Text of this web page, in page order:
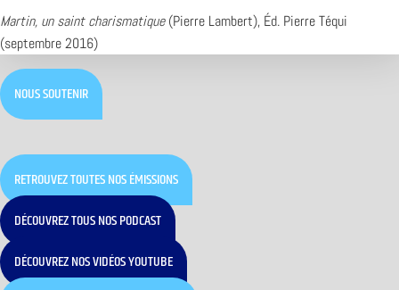
Martin, un saint charismatique(Pierre Lambert), Éd. Pierre Téqui
(septembre 2016)
NOUS SOUTENIR
RETROUVEZ TOUTES NOS ÉMISSIONS
DÉCOUVREZ TOUS NOS PODCAST
DÉCOUVREZ NOS VIDÉOS YOUTUBE